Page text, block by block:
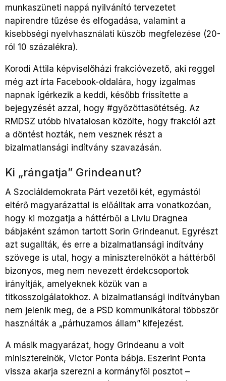
munkaszüneti nappá nyilvánító tervezetet
napirendre tűzése és elfogadása, valamint a
kisebbségi nyelvhasználati küszöb megfelezése (20-
ról 10 százalékra).
Korodi Attila képviselőházi frakcióvezető, aki reggel
még azt írta Facebook-oldalára, hogy izgalmas
napnak ígérkezik a keddi, később frissítette a
bejegyzését azzal, hogy #győzöttasötétség. Az
RMDSZ utóbb hivatalosan közölte, hogy frakciói azt
a döntést hozták, nem vesznek részt a
bizalmatlansági indítvány szavazásán.
Ki „rángatja” Grindeanut?
A Szociáldemokrata Párt vezetői két, egymástól
eltérő magyarázattal is előálltak arra vonatkozóan,
hogy ki mozgatja a háttérből a Liviu Dragnea
bábjaként számon tartott Sorin Grindeanut. Egyrészt
azt sugallták, és erre a bizalmatlansági indítvány
szövege is utal, hogy a miniszterelnököt a háttérből
bizonyos, meg nem nevezett érdekcsoportok
irányítják, amelyeknek közük van a
titkosszolgálatokhoz. A bizalmatlansági indítványban
nem jelenik meg, de a PSD kommunikátorai többször
használták a „párhuzamos állam” kifejezést.
A másik magyarázat, hogy Grindeanu a volt
miniszterelnök, Victor Ponta bábja. Eszerint Ponta
vissza akarja szerezni a kormányfői posztot –